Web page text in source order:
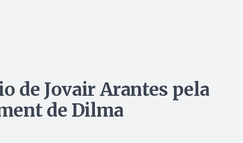
de Jovair Arantes pela
de Dilma